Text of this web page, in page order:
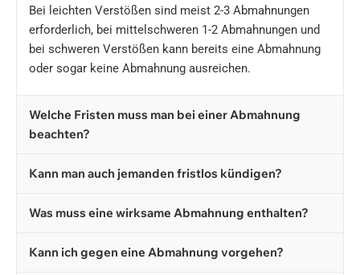
Bei leichten Verstößen sind meist 2-3 Abmahnungen
erforderlich, bei mittelschweren 1-2 Abmahnungen und
bei schweren Verstößen kann bereits eine Abmahnung
oder sogar keine Abmahnung ausreichen.
Welche Fristen muss man bei einer Abmahnung
beachten?
Kann man auch jemanden fristlos kündigen?
Was muss eine wirksame Abmahnung enthalten?
Kann ich gegen eine Abmahnung vorgehen?